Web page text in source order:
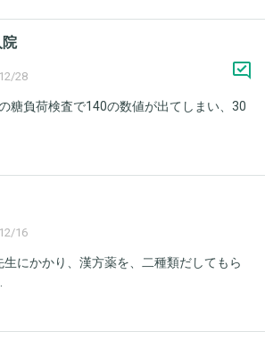
28
糖負荷検査で140の数値が出てしまい、30
16
にかかり、漢方薬を、二種類だしてもら